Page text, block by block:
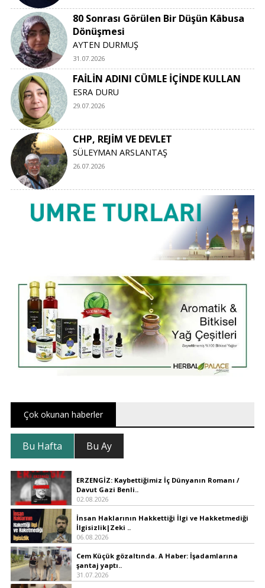
80 Sonrası Görülen Bir Düşün Kâbusa
Dönüşmesi
AYTEN DURMUŞ
31.07.2026
FAİLİN ADINI CÜMLE İÇİNDE KULLAN
ESRA DURU
29.07.2026
CHP, REJİM VE DEVLET
SÜLEYMAN ARSLANTAŞ
26.07.2026
Çok okunan haberler
Bu Hafta Bu Ay
ERZENGİZ: Kaybettiğimiz İç Dünyanın Romanı /
Davut Gazi Benli..
02.08.2026
İnsan Haklarının Hakkettiği İlgi ve Hakketmediği
İlgisizlik|Zeki ..
06.08.2026
Cem Küçük gözaltında. A Haber: İşadamlarına
şantaj yaptı..
31.07.2026